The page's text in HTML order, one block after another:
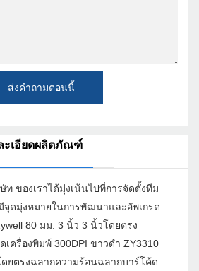
ส่งคำถามตอนนี้
ะเอียดผลิตภัณฑ์
ของเราได้มุ่งเน้นไปที่การจัดตั้งทีม
ดมุ่งหมายในการพัฒนาและอัพเกรด
80 มม. 3 นิ้ว 3 นิ้วโดยตรง
ครื่องพิมพ์ 300DPI ขาวดำ ZY3310
ยตรงฉลากความร้อนฉลากบาร์โค้ด